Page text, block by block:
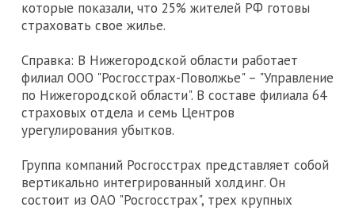
которые показали, что 25% жителей РФ готовы
страховать свое жилье.
Справка: В Нижегородской области работает
филиал ООО "Росгосстрах-Поволжье" – "Управление
по Нижегородской области". В составе филиала 64
страховых отдела и семь Центров
урегулирования убытков.
Группа компаний Росгосстрах представляет собой
вертикально интегрированный холдинг. Он
состоит из ОАО "Росгосстрах", трех крупных